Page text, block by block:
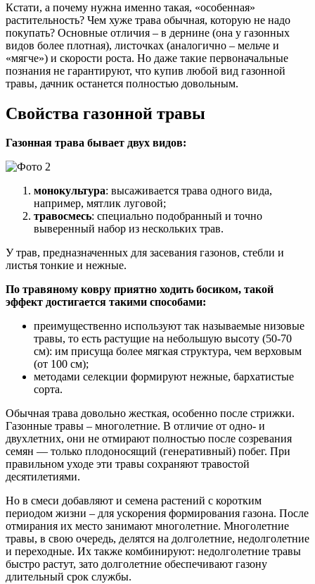
Кстати, а почему нужна именно такая, «особенная»
растительность? Чем хуже трава обычная, которую не надо
покупать? Основные отличия – в дернине (она у газонных
видов более плотная), листочках (аналогично – мельче и
«мягче») и скорости роста. Но даже такие первоначальные
познания не гарантируют, что купив любой вид газонной
травы, дачник останется полностью довольным.
Свойства газонной травы
Газонная трава бывает двух видов:
монокультура: высаживается трава одного вида,
например, мятлик луговой;
травосмесь: специально подобранный и точно
выверенный набор из нескольких трав.
У трав, предназначенных для засевания газонов, стебли и
листья тонкие и нежные.
По травяному ковру приятно ходить босиком, такой
эффект достигается такими способами:
преимущественно используют так называемые низовые
травы, то есть растущие на небольшую высоту (50-70
см): им присуща более мягкая структура, чем верховым
(от 100 см);
методами селекции формируют нежные, бархатистые
сорта.
Обычная трава довольно жесткая, особенно после стрижки.
Газонные травы – многолетние. В отличие от одно- и
двухлетних, они не отмирают полностью после созревания
семян — только плодоносящий (генеративный) побег. При
правильном уходе эти травы сохраняют травостой
десятилетиями.
Но в смеси добавляют и семена растений с коротким
периодом жизни – для ускорения формирования газона. После
отмирания их место занимают многолетние. Многолетние
травы, в свою очередь, делятся на долголетние, недолголетние
и переходные. Их также комбинируют: недолголетние травы
быстро растут, зато долголетние обеспечивают газону
длительный срок службы.